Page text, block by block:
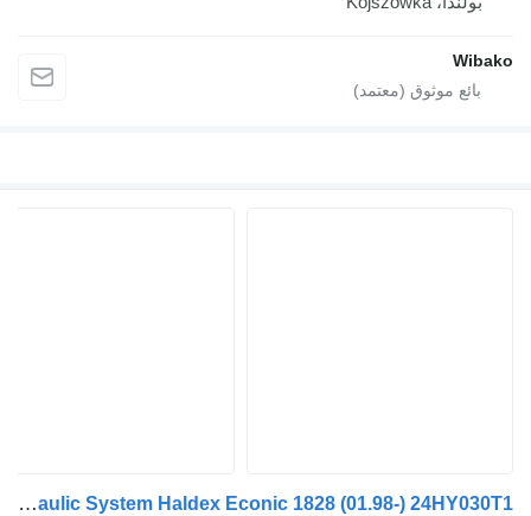
Wibako
Tail Lift Hydraulic System Haldex Econic 1828 (01.98-) 24HY030T1 لـ السيارات القاطرة Mercedes-Benz Econic (1998-2014)